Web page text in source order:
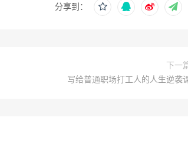
分享到：
下一
写给普通职场打工人的人生逆袭